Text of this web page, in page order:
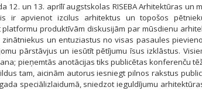
12. un 13. aprīlī augstskolas RISEBA Arhitektūras un
ir apvienot izcilus arhitektus un topošos
produktīvām diskusijām par mūsdienu
un entuziastus no visas pasaules
pārstāvjus un iesūtīt pētījumu īsus izklāstus.
pieņemtās anotācijas tiks publicētas konferenču
tam, aicinām autorus iesniegt pilnos rakstus
speciālizlaidumā, sniedzot ieguldījumu